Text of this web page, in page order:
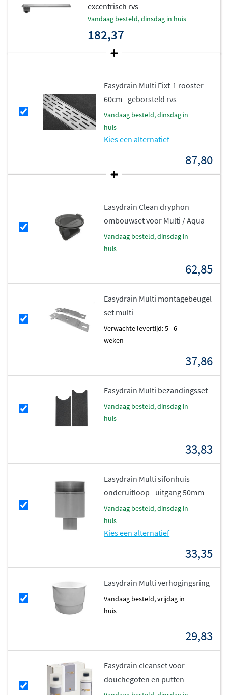
excentrisch rvs
vandaag besteld, dinsdag in huis
182,37
Easydrain Multi Fixt-1 rooster
60cm - geborsteld rvs
vandaag besteld, dinsdag in
huis
Kies een alternatief
87,80
Easydrain Clean dryphon
ombouwset voor Multi / Aqua
vandaag besteld, dinsdag in
huis
62,85
Easydrain Multi montagebeugel
set multi
Verwachte levertijd: 5 - 6
weken
37,86
Easydrain Multi bezandingsset
vandaag besteld, dinsdag in
huis
33,83
Easydrain Multi sifonhuis
onderuitloop - uitgang 50mm
vandaag besteld, dinsdag in
huis
Kies een alternatief
33,35
Easydrain Multi verhogingsring
vandaag besteld, vrijdag in
huis
29,83
Easydrain cleanset voor
douchegoten en putten